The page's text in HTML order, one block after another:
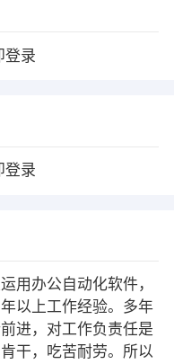
登录
登录
用办公自动化软件，
以上工作经验。多年
进，对工作负责任是
干，吃苦耐劳。所以